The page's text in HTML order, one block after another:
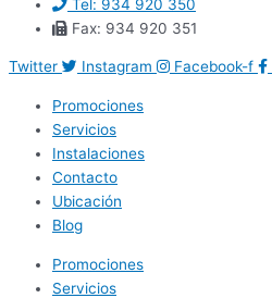
Tel: 934 920 350
Fax: 934 920 351
Twitter Instagram Facebook-f
Promociones
Servicios
Instalaciones
Contacto
Ubicación
Blog
Promociones
Servicios